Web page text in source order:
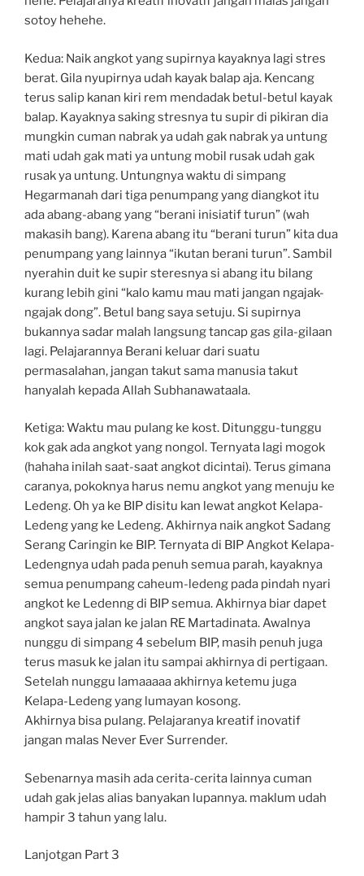
sotoy hehehe.
Kedua: Naik angkot yang supirnya kayaknya lagi stres
berat. Gila nyupirnya udah kayak balap aja. Kencang
terus salip kanan kiri rem mendadak betul-betul kayak
balap. Kayaknya saking stresnya tu supir di pikiran dia
mungkin cuman nabrak ya udah gak nabrak ya untung
mati udah gak mati ya untung mobil rusak udah gak
rusak ya untung. Untungnya waktu di simpang
Hegarmanah dari tiga penumpang yang diangkot itu
ada abang-abang yang “berani inisiatif turun” (wah
makasih bang). Karena abang itu “berani turun” kita dua
penumpang yang lainnya “ikutan berani turun”. Sambil
nyerahin duit ke supir steresnya si abang itu bilang
kurang lebih gini “kalo kamu mau mati jangan ngajak-
ngajak dong”. Betul bang saya setuju. Si supirnya
bukannya sadar malah langsung tancap gas gila-gilaan
lagi. Pelajarannya Berani keluar dari suatu
permasalahan, jangan takut sama manusia takut
hanyalah kepada Allah Subhanawataala.
Ketiga: Waktu mau pulang ke kost. Ditunggu-tunggu
kok gak ada angkot yang nongol. Ternyata lagi mogok
(hahaha inilah saat-saat angkot dicintai). Terus gimana
caranya, pokoknya harus nemu angkot yang menuju ke
Ledeng. Oh ya ke BIP disitu kan lewat angkot Kelapa-
Ledeng yang ke Ledeng. Akhirnya naik angkot Sadang
Serang Caringin ke BIP. Ternyata di BIP Angkot Kelapa-
Ledengnya udah pada penuh semua parah, kayaknya
semua penumpang caheum-ledeng pada pindah nyari
angkot ke Ledenng di BIP semua. Akhirnya biar dapet
angkot saya jalan ke jalan RE Martadinata. Awalnya
nunggu di simpang 4 sebelum BIP, masih penuh juga
terus masuk ke jalan itu sampai akhirnya di pertigaan.
Setelah nunggu lamaaaaa akhirnya ketemu juga
Kelapa-Ledeng yang lumayan kosong.
Akhirnya bisa pulang. Pelajaranya kreatif inovatif
jangan malas Never Ever Surrender.
Sebenarnya masih ada cerita-cerita lainnya cuman
udah gak jelas alias banyakan lupannya. maklum udah
hampir 3 tahun yang lalu.
Lanjotgan Part 3